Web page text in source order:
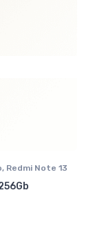
, Redmi Note 13